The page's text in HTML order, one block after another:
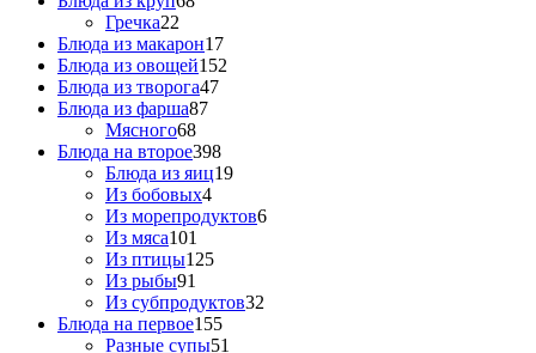
Гречка22
Блюда из макарон17
Блюда из овощей152
Блюда из творога47
Блюда из фарша87
Мясного68
Блюда на второе398
Блюда из яиц19
Из бобовых4
Из морепродуктов6
Из мяса101
Из птицы125
Из рыбы91
Из субпродуктов32
Блюда на первое155
Разные супы51